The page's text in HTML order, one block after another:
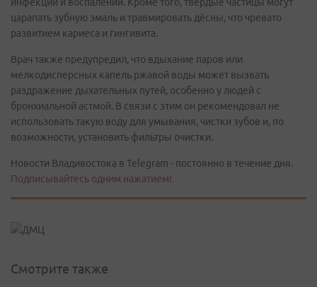
инфекций и воспалений. Кроме того, твёрдые частицы могут
царапать зубную эмаль и травмировать дёсны, что чревато
развитием кариеса и гингивита.
Врач также предупредил, что вдыхание паров или
мелкодисперсных капель ржавой воды может вызвать
раздражение дыхательных путей, особенно у людей с
бронхиальной астмой. В связи с этим он рекомендовал не
использовать такую воду для умывания, чистки зубов и, по
возможности, установить фильтры очистки.
Новости Владивостока в Telegram - постоянно в течение дня.
Подписывайтесь одним нажатием!
Смотрите также